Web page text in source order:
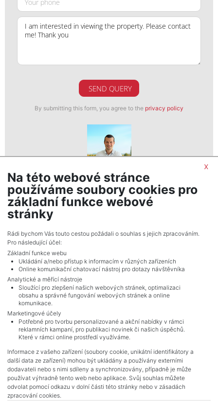
SEND QUERY
By submitting this form, you agree to the privacy policy
Petr Šmigol
realitní makléř
show nr.
MojePole.cz
Revoluční 1003/3, 11000, Praha
NAVIGACE
Terms and conditions
Protection of personal data
Real estate's
Contact
Cookie processing
x
Na této webové stránce
používáme soubory cookies pro
základní funkce webové
stránky
Rádi bychom Vás touto cestou požádali o souhlas s jejich zpracováním.
Pro následující účel:
Základní funkce webu
Ukládání a/nebo přístup k informacím v různých zařízeních
Online komunikační chatovací nástroj pro dotazy návštěvníka
Analytické a měřící nástroje
Sloužící pro zlepšení našich webových stránek, optimalizaci
obsahu a správné fungování webových stránek a online
komunikace.
Marketingové účely
Potřebné pro tvorbu personalizované a akční nabídky v rámci
reklamních kampaní, pro publikaci novinek či našich úspěchů.
Které v rámci online prostředí využíváme.
Informace z vašeho zařízení (soubory cookie, unikátní identifikátory a
další data ze zařízení) mohou být ukládány a používány externími
dodavateli nebo s nimi sdíleny a synchronizovány, případně je může
používat výhradně tento web nebo aplikace. Svůj souhlas můžete
odvolat pomocí odkazu v dolní části této stránky nebo v zásadách
zpracování cookies.